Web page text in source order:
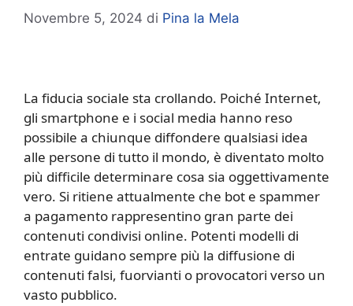
Novembre 5, 2024 di Pina la Mela
La fiducia sociale sta crollando. Poiché Internet,
gli smartphone e i social media hanno reso
possibile a chiunque diffondere qualsiasi idea
alle persone di tutto il mondo, è diventato molto
più difficile determinare cosa sia oggettivamente
vero. Si ritiene attualmente che bot e spammer
a pagamento rappresentino gran parte dei
contenuti condivisi online. Potenti modelli di
entrate guidano sempre più la diffusione di
contenuti falsi, fuorvianti o provocatori verso un
vasto pubblico.